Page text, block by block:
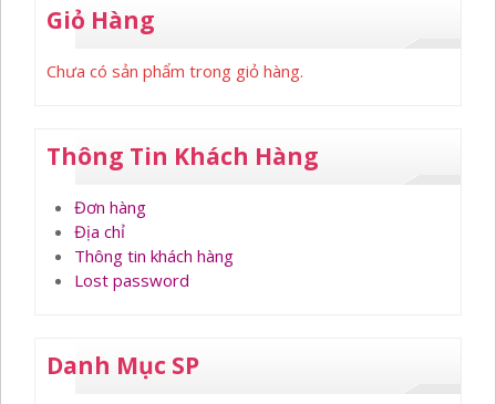
Giỏ Hàng
Chưa có sản phẩm trong giỏ hàng.
Thông Tin Khách Hàng
Đơn hàng
Địa chỉ
Thông tin khách hàng
Lost password
Danh Mục SP